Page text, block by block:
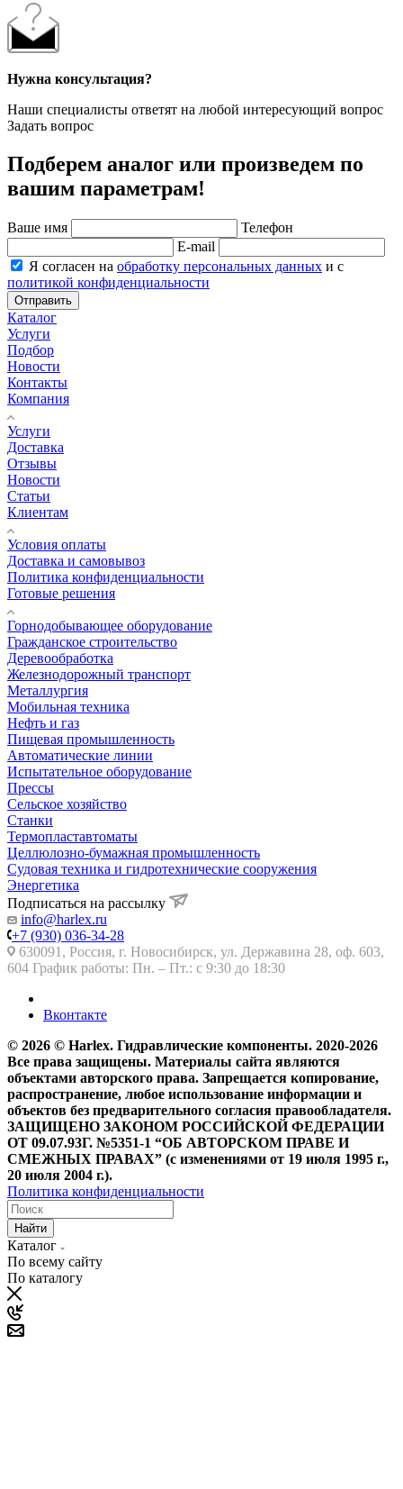
Нужна консультация?
Наши специалисты ответят на любой интересующий вопрос
Задать вопрос
Подберем аналог или произведем по
вашим параметрам!
Ваше имя
Телефон
E-mail
Я согласен на обработку персональных данных и с
политикой конфиденциальности
Отправить
Каталог
Услуги
Подбор
Новости
Контакты
Компания
Услуги
Доставка
Отзывы
Новости
Статьи
Клиентам
Условия оплаты
Доставка и самовывоз
Политика конфиденциальности
Готовые решения
Горнодобывающее оборудование
Гражданское строительство
Деревообработка
Железнодорожный транспорт
Металлургия
Мобильная техника
Нефть и газ
Пищевая промышленность
Автоматические линии
Испытательное оборудование
Прессы
Сельское хозяйство
Станки
Термопластавтоматы
Целлюлозно-бумажная промышленность
Судовая техника и гидротехнические сооружения
Энергетика
Подписаться на рассылку
info@harlex.ru
+7 (930) 036-34-28
630091, Россия, г. Новосибирск, ул. Державина 28, оф. 603,
604 График работы: Пн. – Пт.: с 9:30 до 18:30
Вконтакте
© 2026 © Harlex. Гидравлические компоненты. 2020-2026
Все права защищены. Материалы сайта являются
объектами авторского права. Запрещается копирование,
распространение, любое использование информации и
объектов без предварительного согласия правообладателя.
ЗАЩИЩЕНО ЗАКОНОМ РОССИЙСКОЙ ФЕДЕРАЦИИ
ОТ 09.07.93Г. №5351-1 “ОБ АВТОРСКОМ ПРАВЕ И
СМЕЖНЫХ ПРАВАХ” (с изменениями от 19 июля 1995 г.,
20 июля 2004 г.).
Политика конфиденциальности
Найти
Каталог
По всему сайту
По каталогу